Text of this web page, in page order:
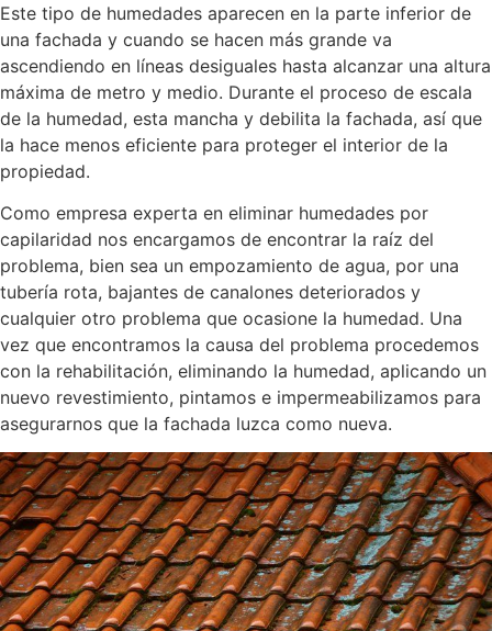
Este tipo de humedades aparecen en la parte inferior de
una fachada y cuando se hacen más grande va
ascendiendo en líneas desiguales hasta alcanzar una altura
máxima de metro y medio. Durante el proceso de escala
de la humedad, esta mancha y debilita la fachada, así que
la hace menos eficiente para proteger el interior de la
propiedad.
Como empresa experta en eliminar humedades por
capilaridad nos encargamos de encontrar la raíz del
problema, bien sea un empozamiento de agua, por una
tubería rota, bajantes de canalones deteriorados y
cualquier otro problema que ocasione la humedad. Una
vez que encontramos la causa del problema procedemos
con la rehabilitación, eliminando la humedad, aplicando un
nuevo revestimiento, pintamos e impermeabilizamos para
asegurarnos que la fachada luzca como nueva.